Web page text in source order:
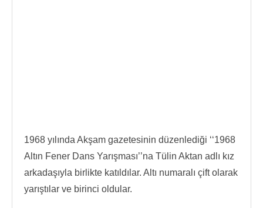
1968 yılında Akşam gazetesinin düzenlediği ‘‘1968
Altın Fener Dans Yarışması’’na Tülin Aktan adlı kız
arkadaşıyla birlikte katıldılar. Altı numaralı çift olarak
yarıştılar ve birinci oldular.